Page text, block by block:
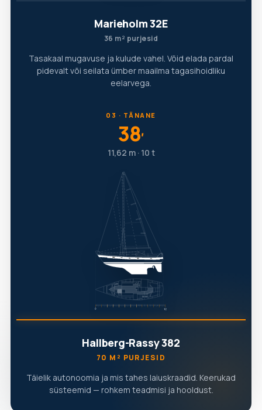
Marieholm 32E
36 m² purjesid
Tasakaal mugavuse ja kulude vahel. Võid elada pardal
pidevalt või seilata ümber maailma tagasihoidliku
eelarvega.
03 · TÄNANE
38′
11,62 m · 10 t
Hallberg-Rassy 382
70 M² PURJESID
Täielik autonoomia ja mis tahes laiuskraadid. Keerukad
süsteemid — rohkem teadmisi ja hooldust.